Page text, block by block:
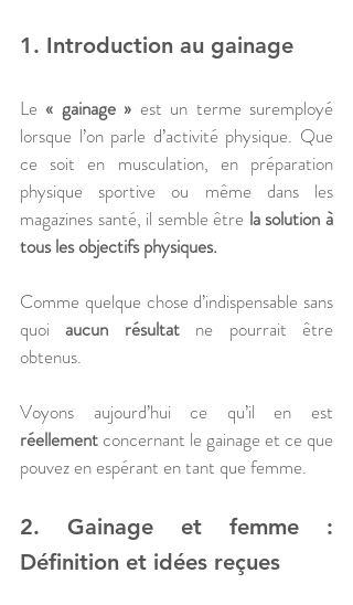
1. Introduction au gainage
Le « gainage » est un terme suremployé
lorsque l’on parle d’activité physique. Que
ce soit en musculation, en préparation
physique sportive ou même dans les
magazines santé, il semble être la solution à
tous les objectifs physiques.
Comme quelque chose d’indispensable sans
quoi aucun résultat ne pourrait être
obtenus.
réellement concernant le gainage et ce que
pouvez en espérant en tant que femme.
2. Gainage et femme :
Définition et idées reçues